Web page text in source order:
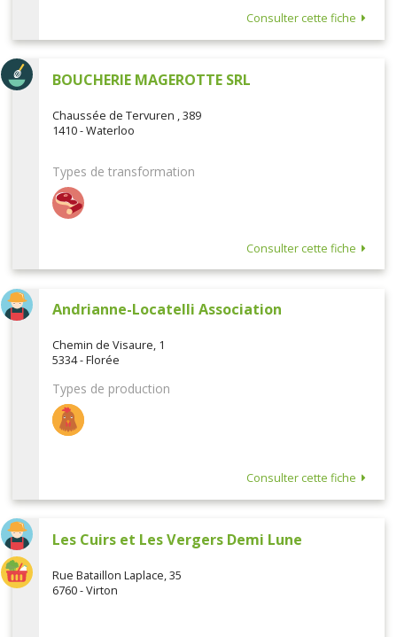
Consulter cette fiche
BOUCHERIE MAGEROTTE SRL
Chaussée de Tervuren , 389
1410 - Waterloo
Types de transformation
Consulter cette fiche
Andrianne-Locatelli Association
Chemin de Visaure, 1
5334 - Florée
Types de production
Consulter cette fiche
Les Cuirs et Les Vergers Demi Lune
Rue Bataillon Laplace, 35
6760 - Virton